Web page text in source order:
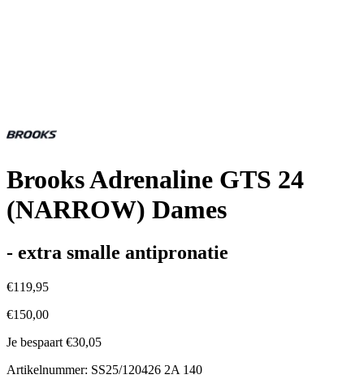
Brooks Adrenaline GTS 24
(NARROW) Dames
- extra smalle antipronatie
€119,95
€150,00
Je bespaart €30,05
Artikelnummer: SS25/120426 2A 140